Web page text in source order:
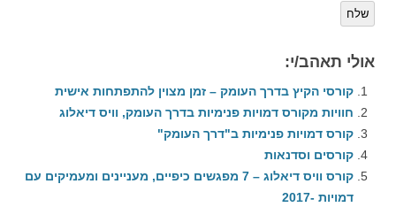
שלח
אולי תאהב/י:
קורסי הקיץ בדרך העומק – זמן מצוין להתפתחות אישית
חוויות מקורס דמויות פנימיות בדרך העומק, וויס דיאלוג
קורס דמויות פנימיות ב"דרך העומק"
קורסים וסדנאות
קורס וויס דיאלוג – 7 מפגשים כיפיים, מעניינים ומעמיקים עם
דמויות -2017